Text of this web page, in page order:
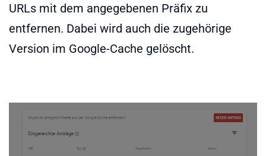
URLs mit dem angegebenen Präfix zu
entfernen. Dabei wird auch die zugehörige
Version im Google-Cache gelöscht.